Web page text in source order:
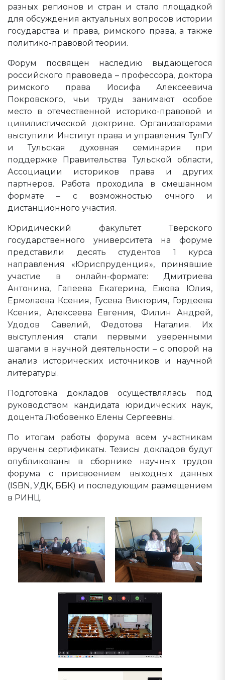
разных регионов и стран и стало площадкой
для обсуждения актуальных вопросов истории
государства и права, римского права, а также
политико-правовой теории.
Форум посвящен наследию выдающегося
российского правоведа – профессора, доктора
римского права Иосифа Алексеевича
Покровского, чьи труды занимают особое
место в отечественной историко-правовой и
цивилистической доктрине. Организаторами
выступили Институт права и управления ТулГУ
и Тульская духовная семинария при
поддержке Правительства Тульской области,
Ассоциации историков права и других
партнеров. Работа проходила в смешанном
формате – с возможностью очного и
дистанционного участия.
Юридический факультет Тверского
государственного университета на форуме
представили десять студентов 1 курса
направления «Юриспруденция», принявшие
участие в онлайн-формате: Дмитриева
Антонина, Гапеева Екатерина, Ежова Юлия,
Ермолаева Ксения, Гусева Виктория, Гордеева
Ксения, Алексеева Евгения, Филин Андрей,
Удодов Савелий, Федотова Наталия. Их
выступления стали первыми уверенными
шагами в научной деятельности – с опорой на
анализ исторических источников и научной
литературы.
Подготовка докладов осуществлялась под
руководством кандидата юридических наук,
доцента Любовенко Елены Сергеевны.
По итогам работы форума всем участникам
вручены сертификаты. Тезисы докладов будут
опубликованы в сборнике научных трудов
форума с присвоением выходных данных
(ISBN, УДК, ББК) и последующим размещением
в РИНЦ.